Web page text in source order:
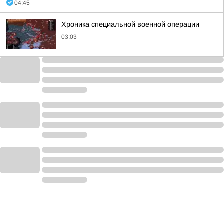
04:45
Хроника специальной военной операции
03:03